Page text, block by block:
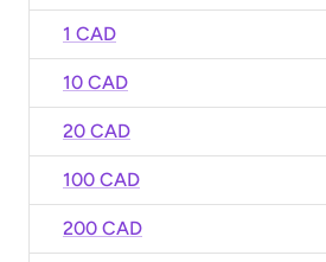
1 CAD
10 CAD
20 CAD
100 CAD
200 CAD